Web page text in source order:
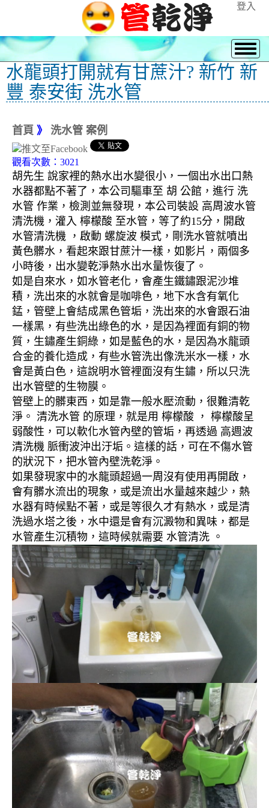
登入
水龍頭打開就有甘蔗汁? 新竹 新
豐 泰安街 洗水管
首頁 》 洗水管 案例
觀看次數：3021
胡先生 說家裡的熱水出水變很小，一個出水出口熱
水器都點不著了，本公司驅車至 胡 公館，進行 洗
水管 作業，檢測並無發現，本公司裝設 高周波水管
清洗機，灌入 檸檬酸 至水管，等了約15分，開啟
水管清洗機 ，啟動 螺旋波 模式，剛洗水管就噴出
黃色髒水，看起來跟甘蔗汁一樣，如影片，兩個多
小時後，出水變乾淨熱水出水量恢復了。
如是自來水，如水管老化，會產生鐵鏽跟泥沙堆
積，洗出來的水就會是咖啡色，地下水含有氧化
錳，管壁上會結成黑色管垢，洗出來的水會跟石油
一樣黑，有些洗出綠色的水，是因為裡面有銅的物
質，生鏽產生銅綠，如是藍色的水，是因為水龍頭
合金的養化造成，有些水管洗出像洗米水一樣，水
會是黃白色，這說明水管裡面沒有生鏽，所以只洗
出水管壁的生物膜。
管壁上的髒東西，如是靠一般水壓流動，很難清乾
淨。 清洗水管 的原理，就是用 檸檬酸 ， 檸檬酸呈
弱酸性，可以軟化水管內壁的管垢，再透過 高週波
清洗機 脈衝波沖出汙垢。這樣的話，可在不傷水管
的狀況下，把水管內壁洗乾淨。
如果發現家中的水龍頭超過一周沒有使用再開啟，
會有髒水流出的現象，或是流出水量越來越少，熱
水器有時候點不著，或是等很久才有熱水，或是清
洗過水塔之後，水中還是會有沉澱物和異味，都是
水管產生沉積物，這時候就需要 水管清洗 。